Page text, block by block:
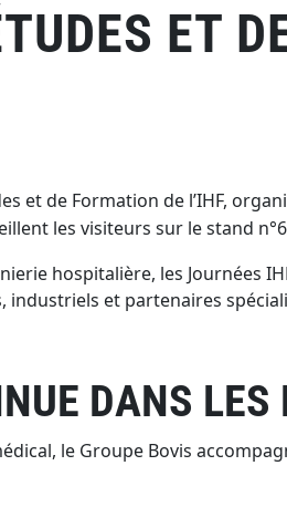
ET
et de Formation de l’IHF,
les visiteurs sur le stand
hospitalière, les Journées
et partenaires
DANS
le Groupe Bovis